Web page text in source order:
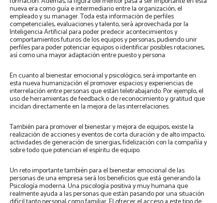
nueva era como guía e intermediario entre la organización, el
empleado y su manager. Toda esta información de perfiles
competenciales, evaluaciones y talento, será aprovechada por la
Inteligencia Artificial para poder predecir acontecimientos y
comportamientos futuros de los equipos y personas, pudiendo unir
perfiles para poder potenciar equipos o identificar posibles rotaciones,
así como una mayor adaptación entre puesto y persona.
En cuanto al bienestar emocional y psicológico, será importante en
esta nueva humanización el promover espacios y experiencias de
interrelación entre personas que están teletrabajando. Por ejemplo, el
uso de herramientas de feedback o de reconocimiento y gratitud que
incidan directamente en la mejora de las interrelaciones.
También para promover el bienestar y mejora de equipos, existe la
realización de acciones y eventos de corta duración y de alto impacto,
actividades de generación de sinergias, fidelización con la compañía y
sobre todo que potencian el espíritu de equipo.
Un reto importante también para el bienestar emocional de las
personas de una empresa será los beneficios que está generando la
Psicología moderna. Una psicología positiva y muy humana que
realmente ayuda a las personas que están pasando por una situación